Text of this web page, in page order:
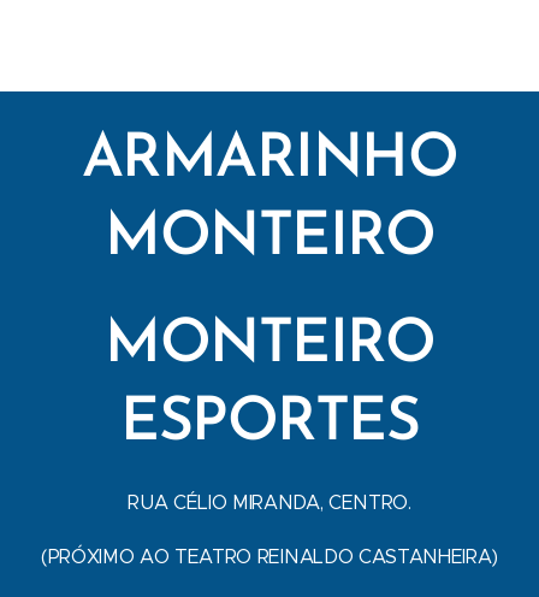
ARMARINHO
MONTEIRO
MONTEIRO
ESPORTES
RUA CÉLIO MIRANDA, CENTRO.
(PRÓXIMO AO TEATRO REINALDO CASTANHEIRA)